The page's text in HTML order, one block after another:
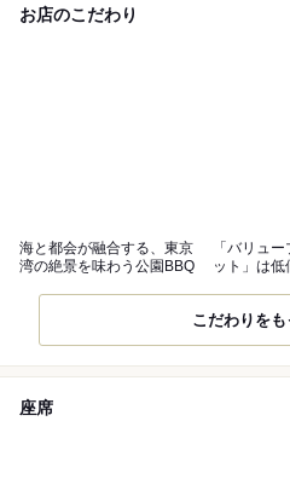
お店のこだわり
海と都会が融合する、東京
湾の絶景を味わう公園BBQ
「バリュ
ット」は
こだわりを
座席